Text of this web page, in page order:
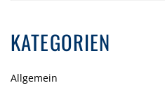
KATEGORIEN
Allgemein